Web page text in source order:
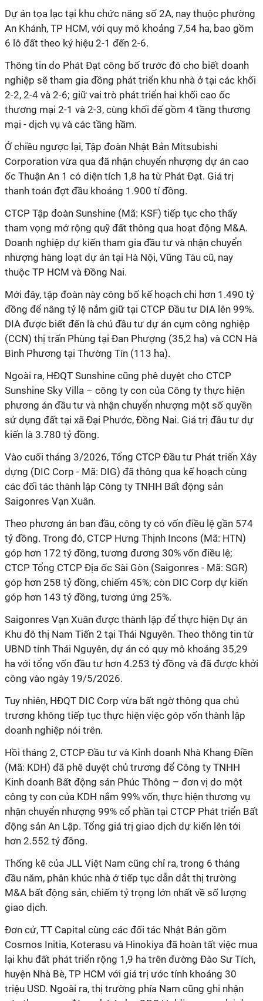
Dự án tọa lạc tại khu chức năng số 2A, nay thuộc phường
An Khánh, TP HCM, với quy mô khoảng 7,54 ha, bao gồm
6 lô đất theo ký hiệu 2-1 đến 2-6.
Thông tin do Phát Đạt công bố trước đó cho biết doanh
nghiệp sẽ tham gia đồng phát triển khu nhà ở tại các khối
2-2, 2-4 và 2-6; giữ vai trò phát triển hai khối cao ốc
thương mại 2-1 và 2-3, cùng khối đế gồm 4 tầng thương
mại - dịch vụ và các tầng hầm.
Ở chiều ngược lại, Tập đoàn Nhật Bản Mitsubishi
Corporation vừa qua đã nhận chuyển nhượng dự án cao
ốc Thuận An 1 có diện tích 1,8 ha từ Phát Đạt. Giá trị
thanh toán đợt đầu khoảng 1.900 tỉ đồng.
CTCP Tập đoàn Sunshine (Mã: KSF) tiếp tục cho thấy
tham vọng mở rộng quỹ đất thông qua hoạt động M&A.
Doanh nghiệp dự kiến tham gia đầu tư và nhận chuyển
nhượng hàng loạt dự án tại Hà Nội, Vũng Tàu cũ, nay
thuộc TP HCM và Đồng Nai.
Mới đây, tập đoàn này công bố kế hoạch chi hơn 1.490 tỷ
đồng để nâng tỷ lệ nắm giữ tại CTCP Đầu tư DIA lên 99%.
DIA được biết đến là chủ đầu tư dự án cụm công nghiệp
(CCN) thị trấn Phùng tại Đan Phượng (35,2 ha) và CCN Hà
Bình Phương tại Thường Tín (113 ha).
Ngoài ra, HĐQT Sunshine cũng phê duyệt cho CTCP
Sunshine Sky Villa – công ty con của Công ty thực hiện
phương án đầu tư và nhận chuyển nhượng một số quyền
sử dụng đất tại xã Đại Phước, Đồng Nai. Giá trị đầu tư dự
kiến là 3.780 tỷ đồng.
Vào cuối tháng 3/2026, Tổng CTCP Đầu tư Phát triển Xây
dựng (DIC Corp - Mã: DIG) đã thông qua kế hoạch cùng
các đối tác thành lập Công ty TNHH Bất động sản
Saigonres Vạn Xuân.
Theo phương án ban đầu, công ty có vốn điều lệ gần 574
tỷ đồng. Trong đó, CTCP Hưng Thịnh Incons (Mã: HTN)
góp hơn 172 tỷ đồng, tương đương 30% vốn điều lệ;
CTCP Tổng CTCP Địa ốc Sài Gòn (Saigonres - Mã: SGR)
góp hơn 258 tỷ đồng, chiếm 45%; còn DIC Corp dự kiến
góp hơn 143 tỷ đồng, tương ứng 25%.
Saigonres Vạn Xuân được thành lập để thực hiện Dự án
Khu đô thị Nam Tiến 2 tại Thái Nguyên. Theo thông tin từ
UBND tỉnh Thái Nguyên, dự án có quy mô khoảng 35,29
ha với tổng vốn đầu tư hơn 4.253 tỷ đồng và đã được khởi
công vào ngày 19/5/2026.
Tuy nhiên, HĐQT DIC Corp vừa bất ngờ thông qua chủ
trương không tiếp tục thực hiện việc góp vốn thành lập
doanh nghiệp nói trên.
Hồi tháng 2, CTCP Đầu tư và Kinh doanh Nhà Khang Điền
(Mã: KDH) đã phê duyệt chủ trương để Công ty TNHH
Kinh doanh Bất động sản Phúc Thông – đơn vị do một
công ty con của KDH nắm 99% vốn, thực hiện thương vụ
nhận chuyển nhượng 99% cổ phần tại CTCP Phát triển Bất
động sản An Lập. Tổng giá trị giao dịch dự kiến lên tới
hơn 2.552 tỷ đồng.
Thống kê của JLL Việt Nam cũng chỉ ra, trong 6 tháng
đầu năm, phân khúc nhà ở tiếp tục dẫn dắt thị trường
M&A bất động sản, chiếm tỷ trọng lớn nhất về số lượng
giao dịch.
Đơn cử, TT Capital cùng các đối tác Nhật Bản gồm
Cosmos Initia, Koterasu và Hinokiya đã hoàn tất việc mua
lại khu đất phát triển rộng 1,9 ha trên đường Đào Sư Tích,
huyện Nhà Bè, TP HCM với giá trị ước tính khoảng 30
triệu USD. Ngoài ra, thị trường phía Nam cũng ghi nhận